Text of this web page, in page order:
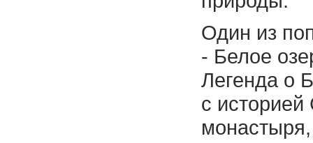
Один из
- Белое
Легенда о
с историей